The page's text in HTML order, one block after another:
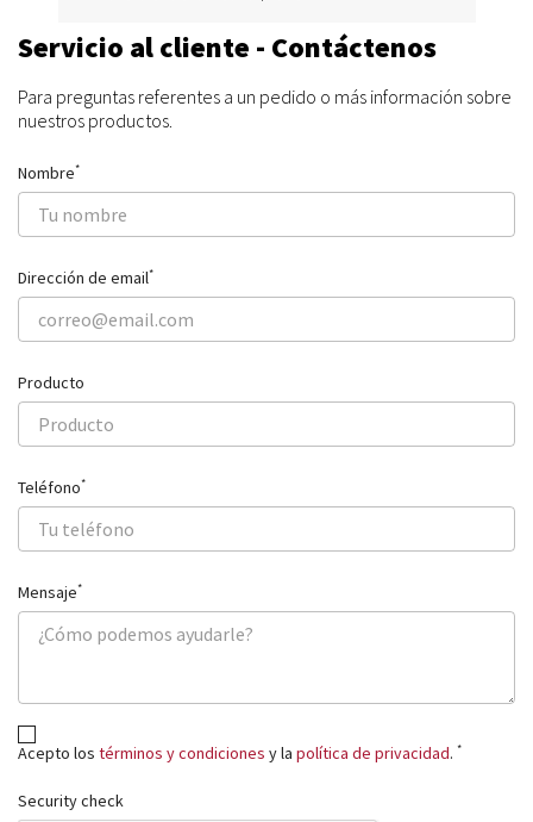
Servicio al cliente - Contáctenos
Para preguntas referentes a un pedido o más información sobre
nuestros productos.
Nombre*
Dirección de email*
Producto
Teléfono*
Mensaje*
Acepto los términos y condiciones y la política de privacidad. *
Security check